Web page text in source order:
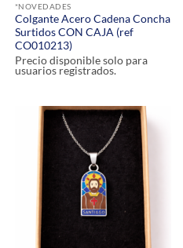
*NOVEDADES
Colgante Acero Cadena Concha
Surtidos CON CAJA (ref
CO010213)
Precio disponible solo para
usuarios registrados.